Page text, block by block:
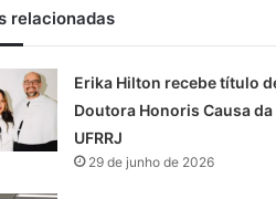
relacionadas
Erika Hilton recebe título
Doutora Honoris Causa da
UFRRJ
29 de junho de 2026